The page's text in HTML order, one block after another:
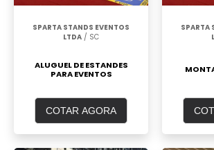
SPARTA STANDS EVENTOS
LTDA / SC
ALUGUEL DE ESTANDES
PARA EVENTOS
COTAR AGORA
SPARTA